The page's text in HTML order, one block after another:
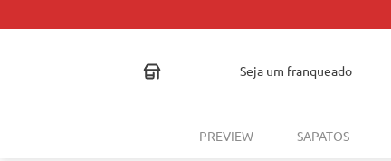
seja um franqueado
PREVIEW SAPATOS